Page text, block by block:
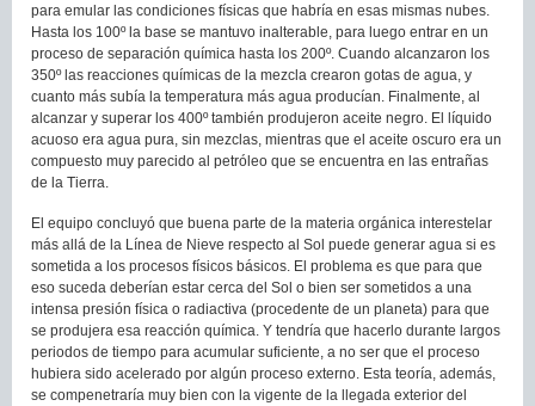
para emular las condiciones físicas que habría en esas mismas nubes.
Hasta los 100º la base se mantuvo inalterable, para luego entrar en un
proceso de separación química hasta los 200º. Cuando alcanzaron los
350º las reacciones químicas de la mezcla crearon gotas de agua, y
cuanto más subía la temperatura más agua producían. Finalmente, al
alcanzar y superar los 400º también produjeron aceite negro. El líquido
acuoso era agua pura, sin mezclas, mientras que el aceite oscuro era un
compuesto muy parecido al petróleo que se encuentra en las entrañas
de la Tierra.
El equipo concluyó que buena parte de la materia orgánica interestelar
más allá de la Línea de Nieve respecto al Sol puede generar agua si es
sometida a los procesos físicos básicos. El problema es que para que
eso suceda deberían estar cerca del Sol o bien ser sometidos a una
intensa presión física o radiactiva (procedente de un planeta) para que
se produjera esa reacción química. Y tendría que hacerlo durante largos
periodos de tiempo para acumular suficiente, a no ser que el proceso
hubiera sido acelerado por algún proceso externo. Esta teoría, además,
se compenetraría muy bien con la vigente de la llegada exterior del